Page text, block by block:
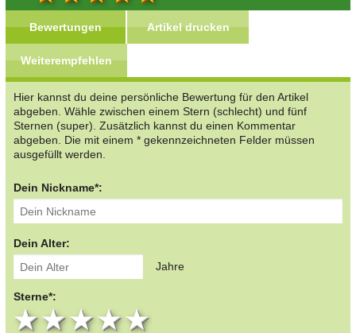
Bewertungen Artikel drucken
Weiterempfehlen
Hier kannst du deine persönliche Bewertung für den Artikel
abgeben. Wähle zwischen einem Stern (schlecht) und fünf
Sternen (super). Zusätzlich kannst du einen Kommentar
abgeben. Die mit einem * gekennzeichneten Felder müssen
ausgefüllt werden.
Dein Nickname*:
Dein Alter:
Jahre
Sterne*:
4 stars
3 stars
2 stars
1 star